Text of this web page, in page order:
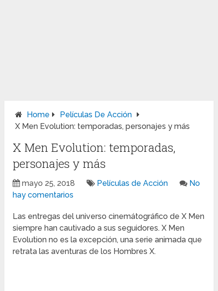
Home
Películas De Acción
X Men Evolution: temporadas, personajes y más
X Men Evolution: temporadas,
personajes y más
mayo 25, 2018 Películas de Acción
No
hay comentarios
Las entregas del universo cinemátográfico de X Men
siempre han cautivado a sus seguidores. X Men
Evolution no es la excepción, una serie animada que
retrata las aventuras de los Hombres X.